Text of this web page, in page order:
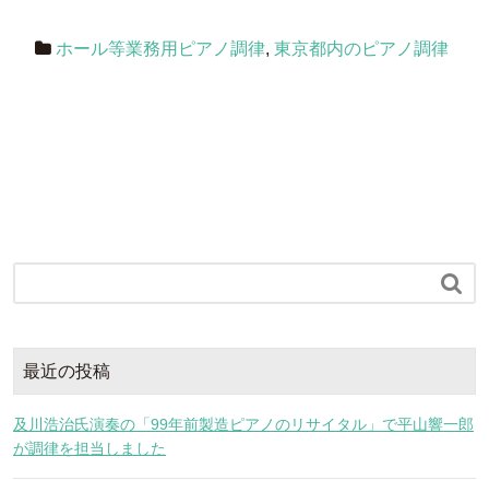
ホール等業務用ピアノ調律, 東京都内のピアノ調律

最近の投稿
及川浩治氏演奏の「99年前製造ピアノのリサイタル」で平山響一郎
が調律を担当しました